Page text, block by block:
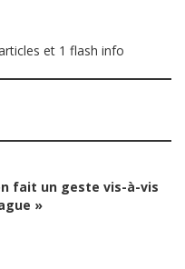
et 1 flash info
fait un geste vis-à-vis
»